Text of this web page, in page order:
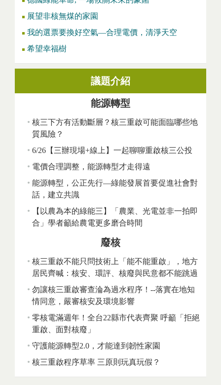
展望非核無煤的家園
我的選票要換好空氣—合理電價，清淨天空
希望幸福樹
議題介紹
能源轉型
核三下方有活動斷層？核三重啟可能面臨哪些地
質風險？
6/26【三辦現場+線上】一起聊聊重啟核三公投
電價合理調整，能源轉型才走得遠
能源轉型，公正先行—綠能發展首要促進社會對
話，建立共識
【以農為本的綠能三】「農業、光電並非一拍即
合」學者籲給農電更多磨合時間
廢核
核三重啟不能只問技術上「能不能重啟」，地方
居民齊喊：核安、環評、核廢與民意都不能跳過
勿讓核三重啟審查淪為過水程序！--落實在地知
情同意，嚴審核安及環境影響
零核電滿週年！全台22縣市代表齊聚 呼籲「拒絕
重啟、面對核廢」
守護能源轉型2.0，才能達到韌性家園
核三重啟程序草率 三原則玩真玩假？